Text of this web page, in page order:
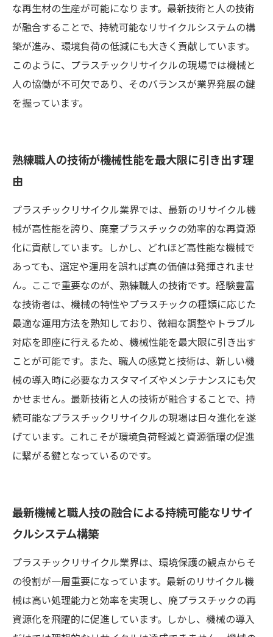
な再生材の生産が可能になります。最新技術と人の技術
が融合することで、持続可能なリサイクルシステムの構
築が進み、環境負荷の低減にも大きく貢献しています。
このように、プラスチックリサイクルの現場では機械と
人の協働が不可欠であり、そのバランスが業界発展の鍵
を握っています。
熟練職人の技術が機械性能を最大限に引き出す理
由
プラスチックリサイクル業界では、最新のリサイクル機
械が高性能を誇り、廃棄プラスチックの効率的な再資源
化に貢献しています。しかし、どれほど高性能な機械で
あっても、選定や運用を誤れば真の価値は発揮されませ
ん。ここで重要なのが、熟練職人の技術です。経験豊富
な技術者は、機械の特性やプラスチックの種類に応じた
最適な運用方法を熟知しており、微細な調整やトラブル
対応を即座に行えるため、機械性能を最大限に引き出す
ことが可能です。また、職人の感覚と技術は、新しい機
械の導入時に必要なカスタマイズやメンテナンスにも欠
かせません。最新技術と人の技術が融合することで、持
続可能なプラスチックリサイクルの現場は日々進化を遂
げています。これこそが環境負荷軽減と資源循環の促進
に繋がる鍵となっているのです。
最新機械と職人技の融合による持続可能なリサイ
クルシステム構築
プラスチックリサイクル業界は、環境保護の観点からそ
の役割が一層重要になっています。最新のリサイクル機
械は高い処理能力と効率を実現し、廃プラスチックの再
資源化を飛躍的に促進しています。しかし、機械の導入